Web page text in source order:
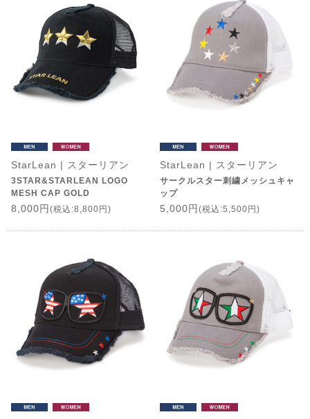
StarLean | スターリアン
3STAR&STARLEAN LOGO
MESH CAP GOLD
8,000円 (税込:8,800円)
StarLean | スターリアン
サークルスター刺繍メッシュキャ
ップ
5,000円 (税込:5,500円)